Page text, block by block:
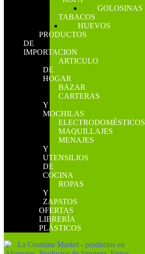
GOLOSINAS
TABACOS
HUEVOS
PRODUCTOS
DE
IMPORTACION
ARTICULO
DE
HOGAR
BAZAR
CARTERAS
Y
MOCHILAS
ELECTRODOMÉSTICOS
MAQUILLAJES
MENAJES
Y
UTENSILIOS
DE
COCINA
ROPAS
Y
ZAPATOS
OFERTAS
LIBRERÍA
PLÁSTICOS